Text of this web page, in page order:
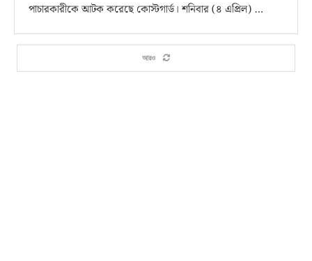
পাচারকারীকে আটক করেছে কোস্টগার্ড। শনিবার (৪ এপ্রিল) …
আরও